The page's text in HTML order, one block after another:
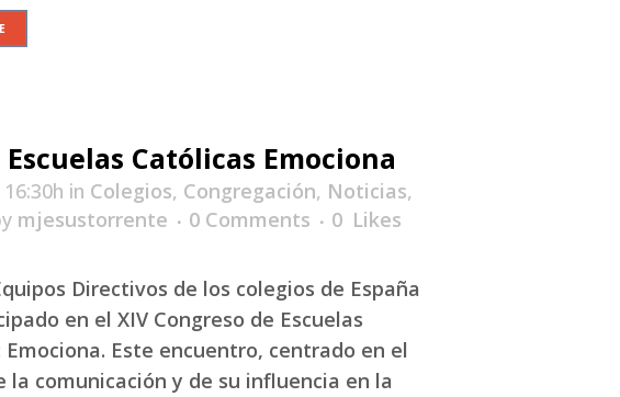
Escuelas Católicas Emociona
in Colegios, Congregación, Noticias,
mjesustorrente 0 Comments 0 Likes
Directivos de los colegios de España
en el XIV Congreso de Escuelas
Emociona. Este encuentro, centrado en el
la comunicación y de su influencia en la